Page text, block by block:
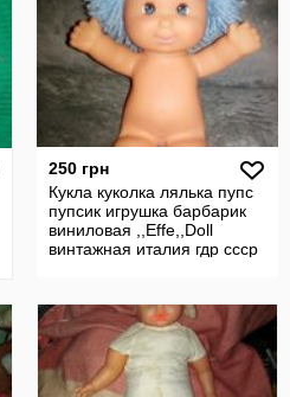
250 грн
Кукла куколка лялька пупс
пупсик игрушка барбарик
виниловая ,,Effe,,Doll
винтажная италия гдр ссср